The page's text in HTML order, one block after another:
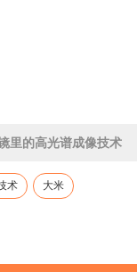
里的高光谱成像技术
术 大米